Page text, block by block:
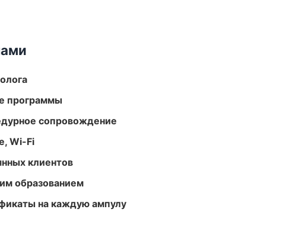
программы
сопровождение
Wi-Fi
клиентов
образованием
на каждую ампулу